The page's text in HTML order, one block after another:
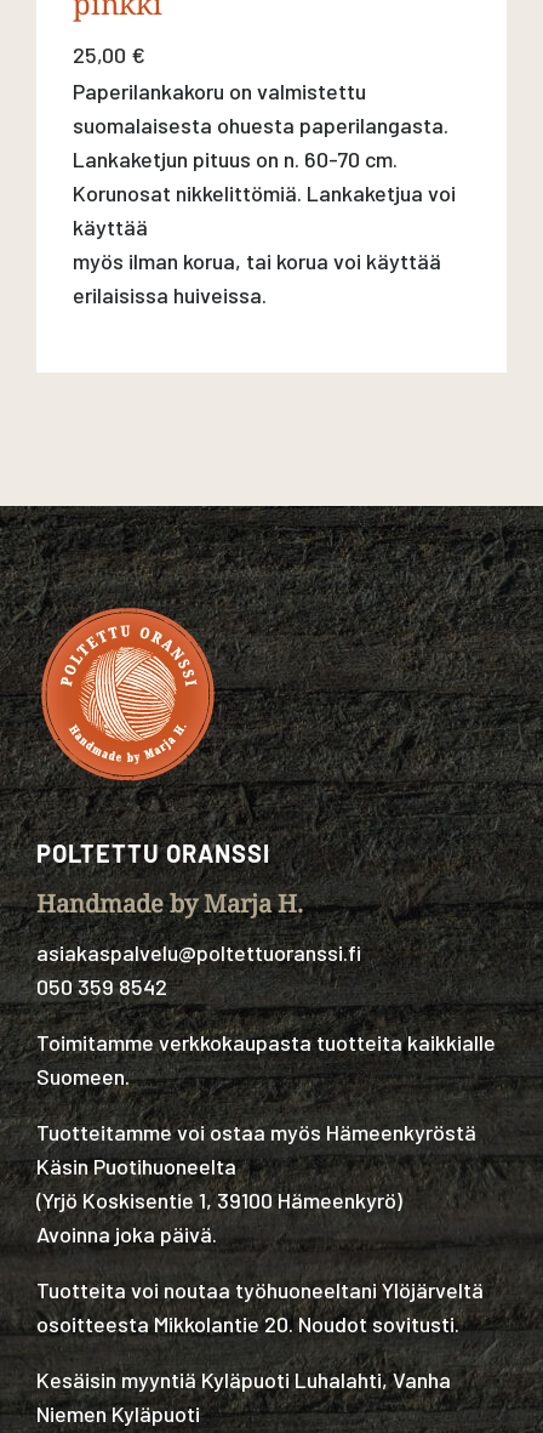
25,00 €
Paperilankakoru on valmistettu
suomalaisesta ohuesta paperilangasta.
Lankaketjun pituus on n. 60-70 cm.
Korunosat nikkelittömiä. Lankaketjua voi
käyttää
myös ilman korua, tai korua voi käyttää
erilaisissa huiveissa.
POLTETTU ORANSSI
Handmade by Marja H.
asiakaspalvelu@poltettuoranssi.fi
050 359 8542
Toimitamme verkkokaupasta tuotteita kaikkialle
Suomeen.
Tuotteitamme voi ostaa myös Hämeenkyröstä
Käsin Puotihuoneelta
(Yrjö Koskisentie 1, 39100 Hämeenkyrö)
Avoinna joka päivä.
Tuotteita voi noutaa työhuoneeltani Ylöjärveltä
osoitteesta Mikkolantie 20. Noudot sovitusti.
Kesäisin myyntiä Kyläpuoti Luhalahti, Vanha
Niemen Kyläpuoti